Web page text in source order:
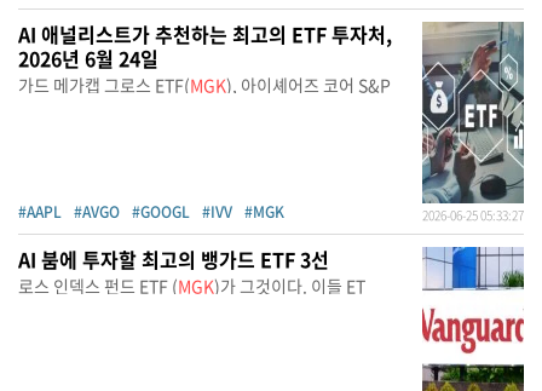
AI 애널리스트가 추천하는 최고의 ETF 투자처,
2026년 6월 24일
가드 메가캡 그로스 ETF(MGK), 아이셰어즈 코어 S&P
#AAPL #AVGO #GOOGL #IVV #MGK 2026-06-25 05:33:27
AI 붐에 투자할 최고의 뱅가드 ETF 3선
로스 인덱스 펀드 ETF (MGK )가 그것이다. 이들 ET